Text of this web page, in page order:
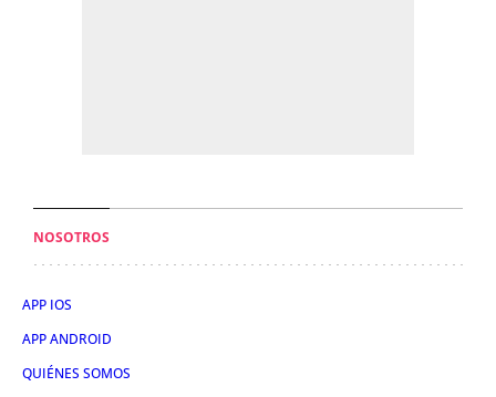
NOSOTROS
APP IOS
APP ANDROID
QUIÉNES SOMOS